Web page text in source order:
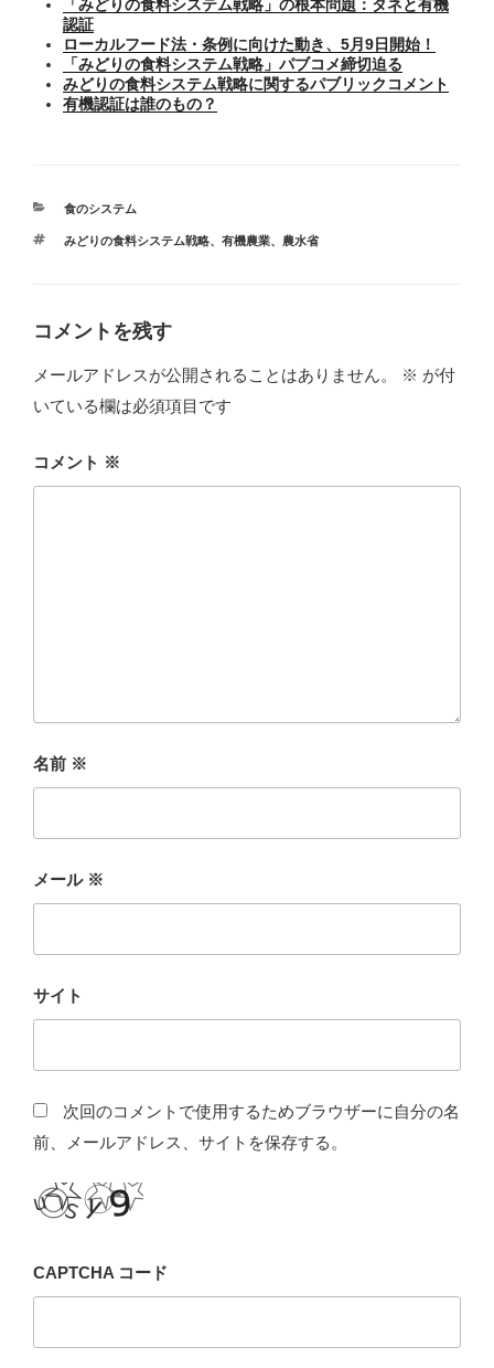
「みどりの食料システム戦略」の根本問題：タネと有機
認証
ローカルフード法・条例に向けた動き、5月9日開始！
「みどりの食料システム戦略」パブコメ締切迫る
みどりの食料システム戦略に関するパブリックコメント
有機認証は誰のもの？
カ
ゴ
食のシステム
タ
みどりの食料システム戦略、 有機農業、 農水省
コメントを残す
メールアドレスが公開されることはありません。 ※ が付
いている欄は必須項目です
コメント ※
名前 ※
メール ※
サイト
次回のコメントで使用するためブラウザーに自分の名
前、メールアドレス、サイトを保存する。
CAPTCHA コード